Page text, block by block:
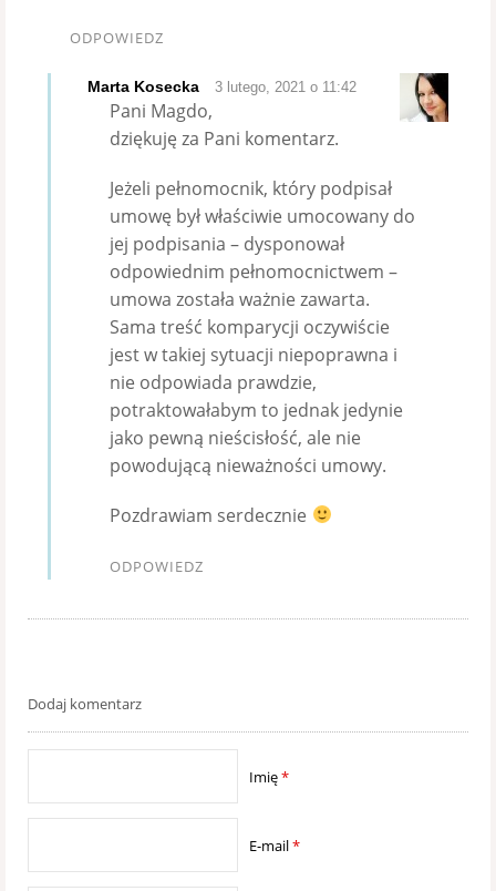
ODPOWIEDZ
Marta Kosecka 3 lutego, 2021 o 11:42
Pani Magdo,
dziękuję za Pani komentarz.
Jeżeli pełnomocnik, który podpisał
umowę był właściwie umocowany do
jej podpisania – dysponował
odpowiednim pełnomocnictwem –
umowa została ważnie zawarta.
Sama treść komparycji oczywiście
jest w takiej sytuacji niepoprawna i
nie odpowiada prawdzie,
potraktowałabym to jednak jedynie
jako pewną nieścisłość, ale nie
powodującą nieważności umowy.
Pozdrawiam serdecznie
ODPOWIEDZ
Dodaj komentarz
Imię*
E-mail*